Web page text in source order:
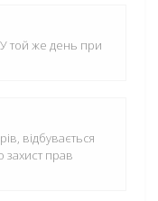
той же день при
відбувається
захист прав